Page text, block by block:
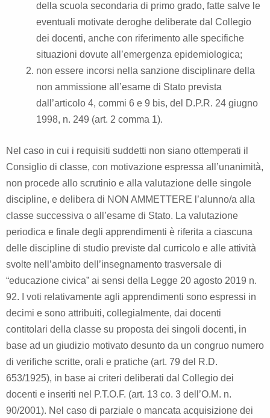
della scuola secondaria di primo grado, fatte salve le
eventuali motivate deroghe deliberate dal Collegio
dei docenti, anche con riferimento alle specifiche
situazioni dovute all’emergenza epidemiologica;
non essere incorsi nella sanzione disciplinare della
non ammissione all’esame di Stato prevista
dall’articolo 4, commi 6 e 9 bis, del D.P.R. 24 giugno
1998, n. 249 (art. 2 comma 1).
Nel caso in cui i requisiti suddetti non siano ottemperati il
Consiglio di classe, con motivazione espressa all’unanimità,
non procede allo scrutinio e alla valutazione delle singole
discipline, e delibera di NON AMMETTERE l’alunno/a alla
classe successiva o all’esame di Stato. La valutazione
periodica e finale degli apprendimenti è riferita a ciascuna
delle discipline di studio previste dal curricolo e alle attività
svolte nell’ambito dell’insegnamento trasversale di
“educazione civica” ai sensi della Legge 20 agosto 2019 n.
92. I voti relativamente agli apprendimenti sono espressi in
decimi e sono attribuiti, collegialmente, dai docenti
contitolari della classe su proposta dei singoli docenti, in
base ad un giudizio motivato desunto da un congruo numero
di verifiche scritte, orali e pratiche (art. 79 del R.D.
653/1925), in base ai criteri deliberati dal Collegio dei
docenti e inseriti nel P.T.O.F. (art. 13 co. 3 dell’O.M. n.
90/2001). Nel caso di parziale o mancata acquisizione dei